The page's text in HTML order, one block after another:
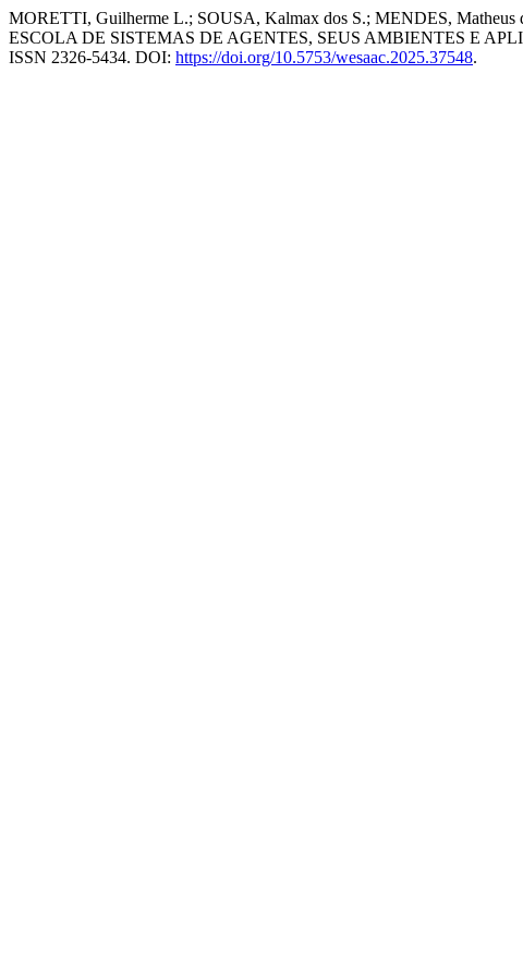
MORETTI, Guilherme L.; SOUSA, Kalmax dos S.; MENDES, Matheus
ESCOLA DE SISTEMAS DE AGENTES, SEUS AMBIENTES E
ISSN 2326-5434. DOI: https://doi.org/10.5753/wesaac.2025.37548.